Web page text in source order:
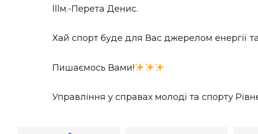
lllм.-Перета Денис.
Хай спорт буде для Вас джерелом енергії
Пишаємось Вами!
Управління у справах молоді та спорту